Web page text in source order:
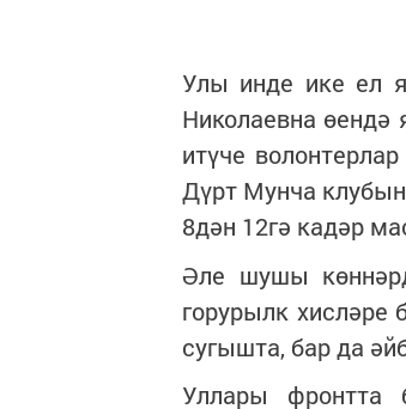
Улы инде ике ел
Николаевна өендә
итүче
Дүрт Мунча
8дән 12гә кадәр
Әле шушы
горурылк хисләре
сугышта, бар да
Уллары фронтта